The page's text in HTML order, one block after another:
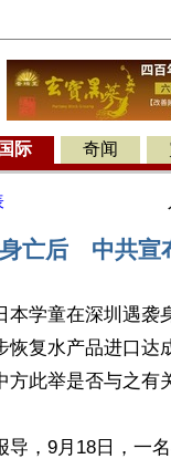
国际 奇闻
亡后 中共宣
本学童在深圳遇袭
恢复水产品进口达
方此举是否与之有
导，9月18日，一